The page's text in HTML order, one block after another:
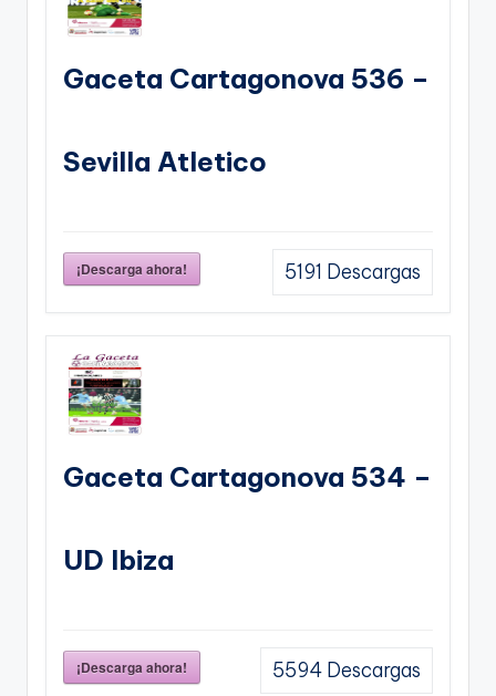
Gaceta Cartagonova 536 –
Sevilla Atletico
¡Descarga ahora! 5191 Descargas
Gaceta Cartagonova 534 –
UD Ibiza
¡Descarga ahora! 5594 Descargas